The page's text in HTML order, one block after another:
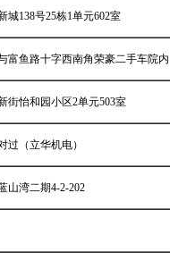
城138号25栋1单元602室
富鱼路十字西南角荣豪二手车院内
街怡和园小区2单元503室
过（立华机电）
山湾二期4-2-202